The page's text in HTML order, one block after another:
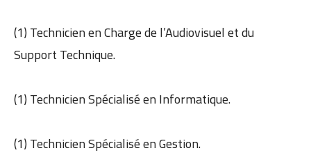
(1) Technicien en Charge de l’Audiovisuel et du
Support Technique.
(1) Technicien Spécialisé en Informatique.
(1) Technicien Spécialisé en Gestion.